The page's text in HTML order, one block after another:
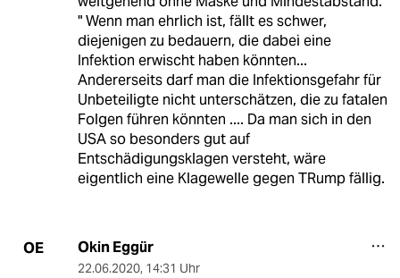
" Wenn man ehrlich ist, fällt es schwer,
diejenigen zu bedauern, die dabei eine
Infektion erwischt haben könnten...
Andererseits darf man die Infektionsgefahr für
Unbeteiligte nicht unterschätzen, die zu fatalen
Folgen führen könnten .... Da man sich in den
USA so besonders gut auf
Entschädigungsklagen versteht, wäre
eigentlich eine Klagewelle gegen TRump fällig.
OE Okin Eggür
22.06.2020, 14:31 Uhr